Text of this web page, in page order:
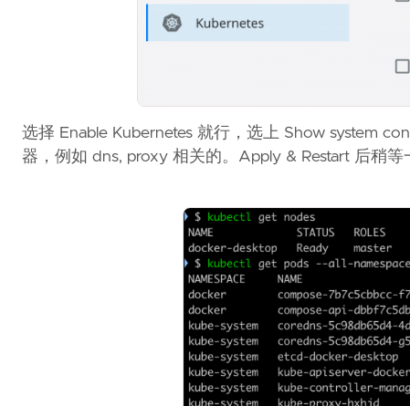
选择 Enable Kubernetes 就行，选上 Show system
器，例如 dns, proxy 相关的。Apply & Restart 后稍